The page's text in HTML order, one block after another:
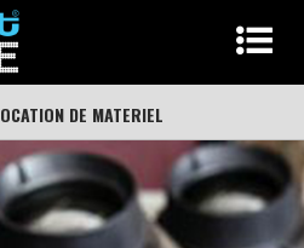
DE MATERIEL